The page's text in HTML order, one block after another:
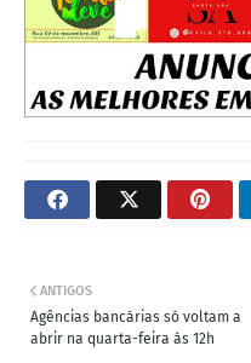
ANTIGOS
Agências bancárias só voltam a
abrir na quarta-feira às 12h